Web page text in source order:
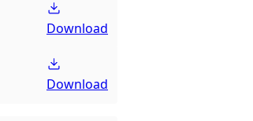
Download
Download